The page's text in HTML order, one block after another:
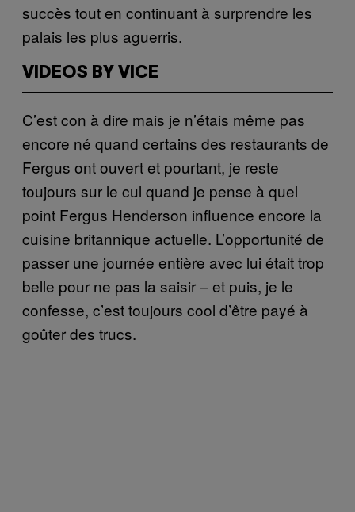
succès tout en continuant à surprendre les
palais les plus aguerris.
VIDEOS BY VICE
C’est con à dire mais je n’étais même pas
encore né quand certains des restaurants de
Fergus ont ouvert et pourtant, je reste
toujours sur le cul quand je pense à quel
point Fergus Henderson influence encore la
cuisine britannique actuelle. L’opportunité de
passer une journée entière avec lui était trop
belle pour ne pas la saisir – et puis, je le
confesse, c’est toujours cool d’être payé à
goûter des trucs.